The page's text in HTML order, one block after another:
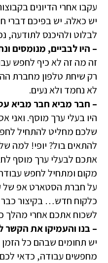
עקבו אחרי הדיונים
יש כאלה. יש בפיכם דברי
לבלוט ולהיכנס לתודעה,
– היו לבביים, מנומסים
זה מה זה לא כיף לחפש
רק שיחת טלפון מחברת
לא נחמד ולא נעים.
– חבר מביא חבר מביא
היו בעלי ערך מוסף. ואני
שלכם מחליט להתחיל
להתאים בול? יופי! למה
אתכם לבעלי ערך מוסף
מקום ומתחיל לחפש
על חברת הסטארט אפ של
כלקוח חדש… בקיצור
לשכוח אתכם אחרי מהלך
– בנו והעמיקו את הקשר
יש תחומים שבהם כל
מחפשים עבודה, כדאי